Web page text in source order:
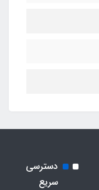
دسترسی
سریع